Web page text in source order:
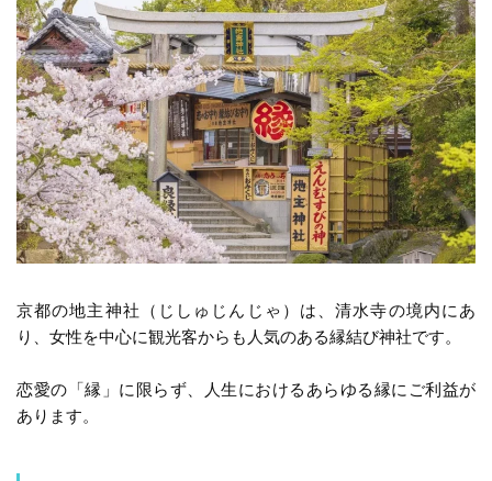
京都の地主神社（じしゅじんじゃ）は、清水寺の境内にあ
り、女性を中心に観光客からも人気のある縁結び神社です。
恋愛の「縁」に限らず、人生におけるあらゆる縁にご利益が
あります。